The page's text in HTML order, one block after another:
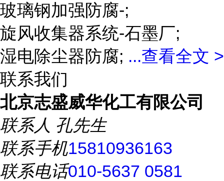
玻璃钢加强防腐-;
旋风收集器系统-石墨厂;
湿电除尘器防腐; ...查看全文 >
联系我们
北京志盛威华化工有限公司
联系人 孔先生
联系手机15810936163
联系电话010-5637 0581